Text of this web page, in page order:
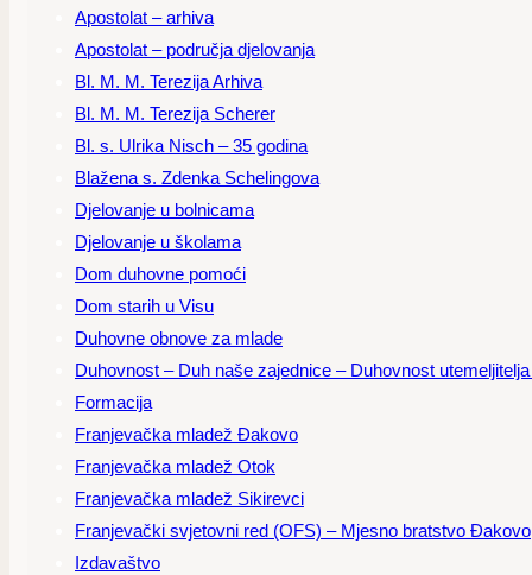
Apostolat – arhiva
Apostolat – područja djelovanja
Bl. M. M. Terezija Arhiva
Bl. M. M. Terezija Scherer
Bl. s. Ulrika Nisch – 35 godina
Blažena s. Zdenka Schelingova
Djelovanje u bolnicama
Djelovanje u školama
Dom duhovne pomoći
Dom starih u Visu
Duhovne obnove za mlade
Duhovnost – Duh naše zajednice – Duhovnost
Formacija
Franjevačka mladež Đakovo
Franjevačka mladež Otok
Franjevačka mladež Sikirevci
Franjevački svjetovni red (OFS) – Mjesno bratstvo Đakovo
Izdavaštvo